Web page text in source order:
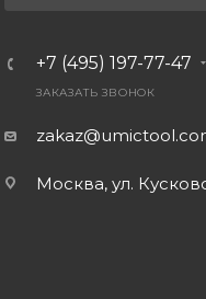
+7 (495) 197-77-47
ЗАКАЗАТЬ ЗВОНОК
Москва, ул.